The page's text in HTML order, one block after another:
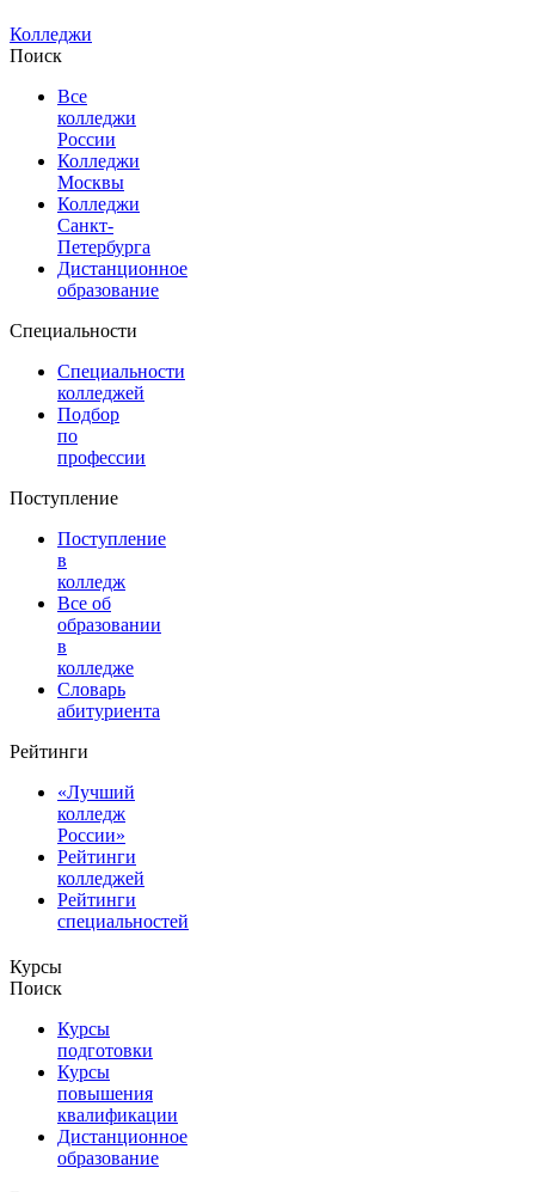
Колледжи
Поиск
Все
колледжи
России
Колледжи
Москвы
Колледжи
Санкт-
Петербурга
Дистанционное
образование
Специальности
Специальности
колледжей
Подбор
по
профессии
Поступление
Поступление
в
колледж
Все об
образовании
в
колледже
Словарь
абитуриента
Рейтинги
«Лучший
колледж
России»
Рейтинги
колледжей
Рейтинги
специальностей
Курсы
Поиск
Курсы
подготовки
Курсы
повышения
квалификации
Дистанционное
образование